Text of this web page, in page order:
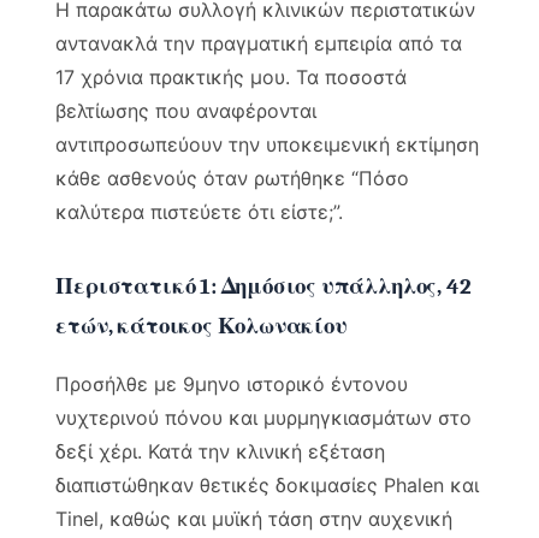
Η παρακάτω συλλογή κλινικών περιστατικών
αντανακλά την πραγματική εμπειρία από τα
17 χρόνια πρακτικής μου. Τα ποσοστά
βελτίωσης που αναφέρονται
αντιπροσωπεύουν την υποκειμενική εκτίμηση
κάθε ασθενούς όταν ρωτήθηκε “Πόσο
καλύτερα πιστεύετε ότι είστε;”.
Περιστατικό 1: Δημόσιος υπάλληλος, 42
ετών, κάτοικος Κολωνακίου
Προσήλθε με 9μηνο ιστορικό έντονου
νυχτερινού πόνου και μυρμηγκιασμάτων στο
δεξί χέρι. Κατά την κλινική εξέταση
διαπιστώθηκαν θετικές δοκιμασίες Phalen και
Tinel, καθώς και μυϊκή τάση στην αυχενική